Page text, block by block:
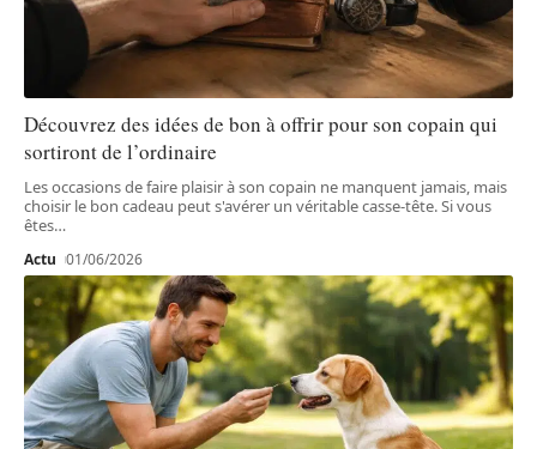
Découvrez des idées de bon à offrir pour son copain qui
sortiront de l’ordinaire
Les occasions de faire plaisir à son copain ne manquent jamais, mais
choisir le bon cadeau peut s'avérer un véritable casse-tête. Si vous
êtes…
Actu 01/06/2026